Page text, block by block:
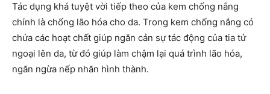
Tác dụng khá tuyệt vời tiếp theo của kem chống nắng
chính là chống lão hóa cho da. Trong kem chống nắng có
chứa các hoạt chất giúp ngăn cản sự tác động của tia tử
ngoại lên da, từ đó giúp làm chậm lại quá trình lão hóa,
ngăn ngừa nếp nhăn hình thành.